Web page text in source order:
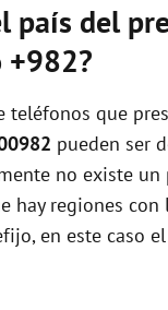
país del
teléfonos que
pueden ser
no existe un
hay regiones
en este caso el